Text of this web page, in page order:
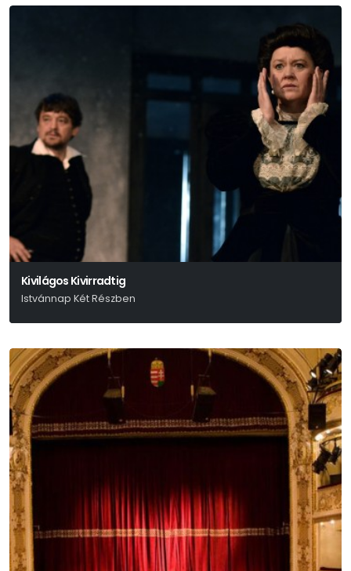
Kivilágos Kivirradtig
Istvánnap Két Részben